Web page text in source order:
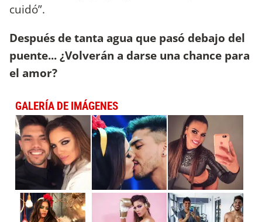
cuidó”.
Después de tanta agua que pasó debajo del
puente... ¿Volverán a darse una chance para
el amor?
GALERÍA DE IMÁGENES